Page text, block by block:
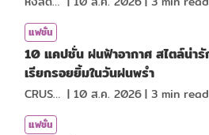
แฟชั่น
10 แคปชั่น ฝนฟ้าอากาศ สไตล์น่า
เรียกรอยยิ้มในวันฝนพรำ
CRUSHที่แปลว่าแอบชอบ | 10 ส.ค. 2026| 3 min read
แฟชั่น